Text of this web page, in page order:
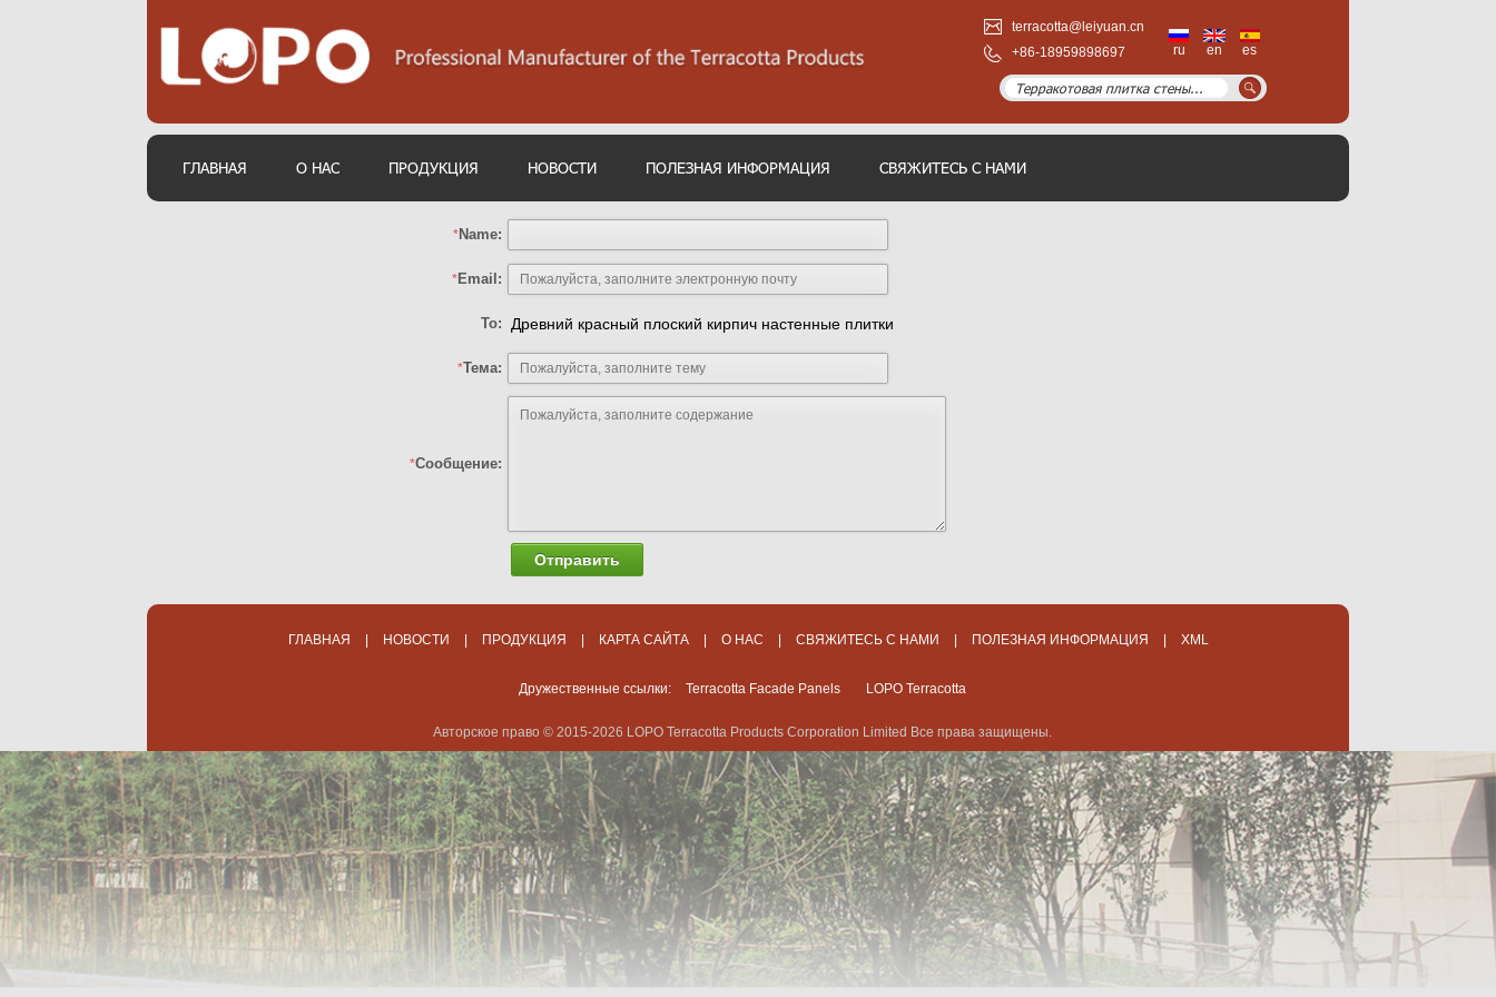
terracotta@leiyuan.cn
+86-18959898697
ru en es
ГЛАВНАЯ О НАС ПРОДУКЦИЯ НОВОСТИ ПОЛЕЗНАЯ ИНФОРМАЦИЯ СВЯЖИТЕСЬ С НАМИ
*Name:
*Email:
To: Древний красный плоский кирпич настенные плитки
*Тема:
*Сообщение:
Отправить
ГЛАВНАЯ | НОВОСТИ | ПРОДУКЦИЯ | КАРТА САЙТА | О НАС | СВЯЖИТЕСЬ С НАМИ | ПОЛЕЗНАЯ ИНФОРМАЦИЯ | XML
Дружественные ссылки: Terracotta Facade Panels LOPO Terracotta
Авторское право © 2015-2026 LOPO Terracotta Products Corporation Limited Все права защищены.